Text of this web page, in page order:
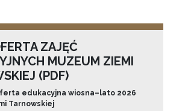
ZAJĘĆ
MUZEUM ZIEMI
(PDF)
edukacyjna wiosna–lato 2026
Tarnowskiej